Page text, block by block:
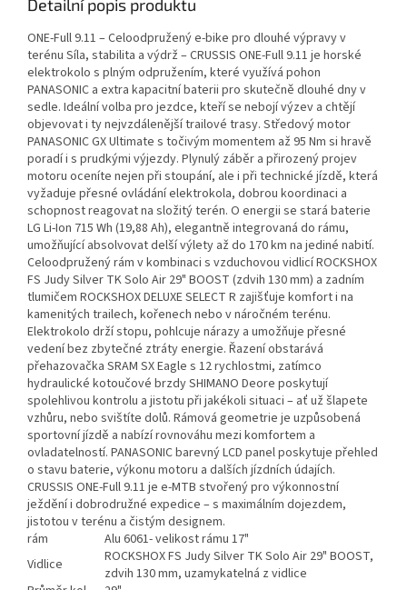
Detailní popis produktu
ONE-Full 9.11 – Celoodpružený e-bike pro dlouhé výpravy v
terénu Síla, stabilita a výdrž – CRUSSIS ONE-Full 9.11 je horské
elektrokolo s plným odpružením, které využívá pohon
PANASONIC a extra kapacitní baterii pro skutečně dlouhé dny v
sedle. Ideální volba pro jezdce, kteří se nebojí výzev a chtějí
objevovat i ty nejvzdálenější trailové trasy. Středový motor
PANASONIC GX Ultimate s točivým momentem až 95 Nm si hravě
poradí i s prudkými výjezdy. Plynulý záběr a přirozený projev
motoru oceníte nejen při stoupání, ale i při technické jízdě, která
vyžaduje přesné ovládání elektrokola, dobrou koordinaci a
schopnost reagovat na složitý terén. O energii se stará baterie
LG Li-Ion 715 Wh (19,88 Ah), elegantně integrovaná do rámu,
umožňující absolvovat delší výlety až do 170 km na jediné nabití.
Celoodpružený rám v kombinaci s vzduchovou vidlicí ROCKSHOX
FS Judy Silver TK Solo Air 29" BOOST (zdvih 130 mm) a zadním
tlumičem ROCKSHOX DELUXE SELECT R zajišťuje komfort i na
kamenitých trailech, kořenech nebo v náročném terénu.
Elektrokolo drží stopu, pohlcuje nárazy a umožňuje přesné
vedení bez zbytečné ztráty energie. Řazení obstarává
přehazovačka SRAM SX Eagle s 12 rychlostmi, zatímco
hydraulické kotoučové brzdy SHIMANO Deore poskytují
spolehlivou kontrolu a jistotu při jakékoli situaci – ať už šlapete
vzhůru, nebo svištíte dolů. Rámová geometrie je uzpůsobená
sportovní jízdě a nabízí rovnováhu mezi komfortem a
ovladatelností. PANASONIC barevný LCD panel poskytuje přehled
o stavu baterie, výkonu motoru a dalších jízdních údajích.
CRUSSIS ONE-Full 9.11 je e-MTB stvořený pro výkonnostní
ježdění i dobrodružné expedice – s maximálním dojezdem,
jistotou v terénu a čistým designem.
rám
Alu 6061- velikost rámu 17"
Vidlice
ROCKSHOX FS Judy Silver TK Solo Air 29" BOOST,
zdvih 130 mm, uzamykatelná z vidlice